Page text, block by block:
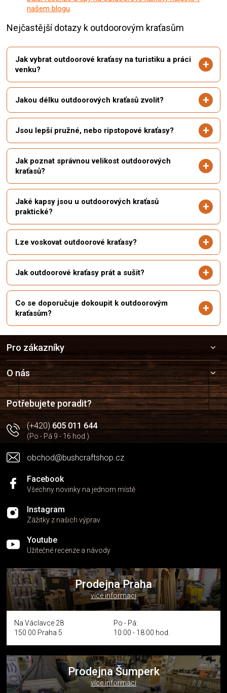
našem blogu
Nejčastější dotazy k outdoorovým kraťasům
Jak vybrat outdoorové kraťasy na turistiku a práci
venku?
Jakou délku outdoorových kraťasů zvolit?
Jsou lepší pružné, nebo ripstopové kraťasy?
Jak poznat správnou velikost outdoorových
kraťasů?
Jaké kapsy jsou u outdoorových kraťasů
praktické?
Lze voskovat outdoorové kraťasy?
Jak outdoorové kraťasy prát a sušit?
Co se doporučuje dokoupit k outdoorovým
kraťasům?
a
t
í
Pro zákazníky
O nás
Potřebujete poradit?
(+420)605 011 644
(Po - Pá 9 - 16 hod.)
obchod@bushcraftshop.cz
Facebook
Všechny novinky na jednom místě
Instagram
Zážitky z našich výprav
Youtube
Užitečné recenze a návody
Prodejna Praha
více informací
Na Václavce 28
150 00 Praha 5
Po - Pá:
10:00 - 18:00 hod.
Prodejna Šumperk
více informací